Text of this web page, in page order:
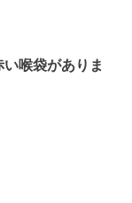
喉袋がありま